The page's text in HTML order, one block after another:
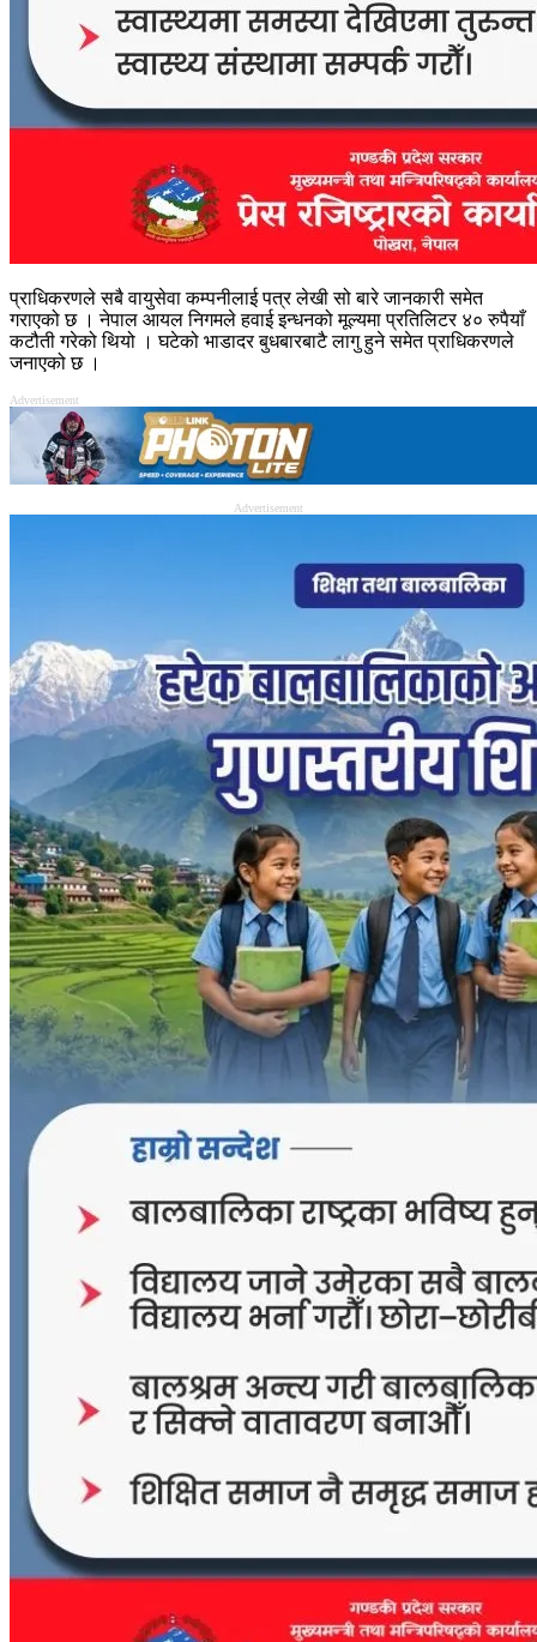
प्राधिकरणले सबै वायुसेवा कम्पनीलाई पत्र लेखी सो बारे जानकारी समेत
गराएको छ । नेपाल आयल निगमले हवाई इन्धनको मूल्यमा प्रतिलिटर ४० रुपैयाँ
कटौती गरेको थियो । घटेको भाडादर बुधबारबाटै लागु हुने समेत प्राधिकरणले
जनाएको छ ।
Advertisement
Advertisement